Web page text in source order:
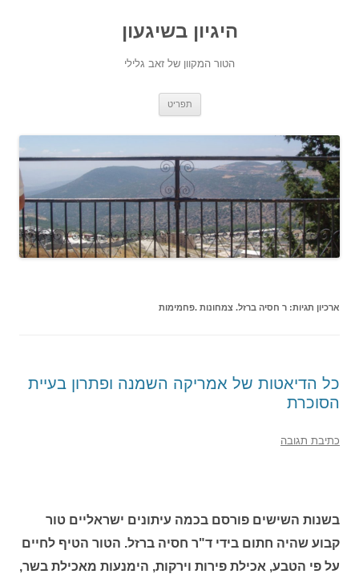
היגיון בשיגעון
הטור המקוון של זאב גלילי
תפריט
ארכיון תגיות: ר חסיה ברזל. צמחונות .פחמימות
כל הדיאטות של אמריקה השמנה ופתרון בעיית
הסוכרת
כתיבת תגובה
בשנות השישים פורסם בכמה עיתונים ישראליים טור
קבוע שהיה חתום בידי ד"ר חסיה ברזל. הטור הטיף לחיים
על פי הטבע, אכילת פירות וירקות, הימנעות מאכילת בשר,